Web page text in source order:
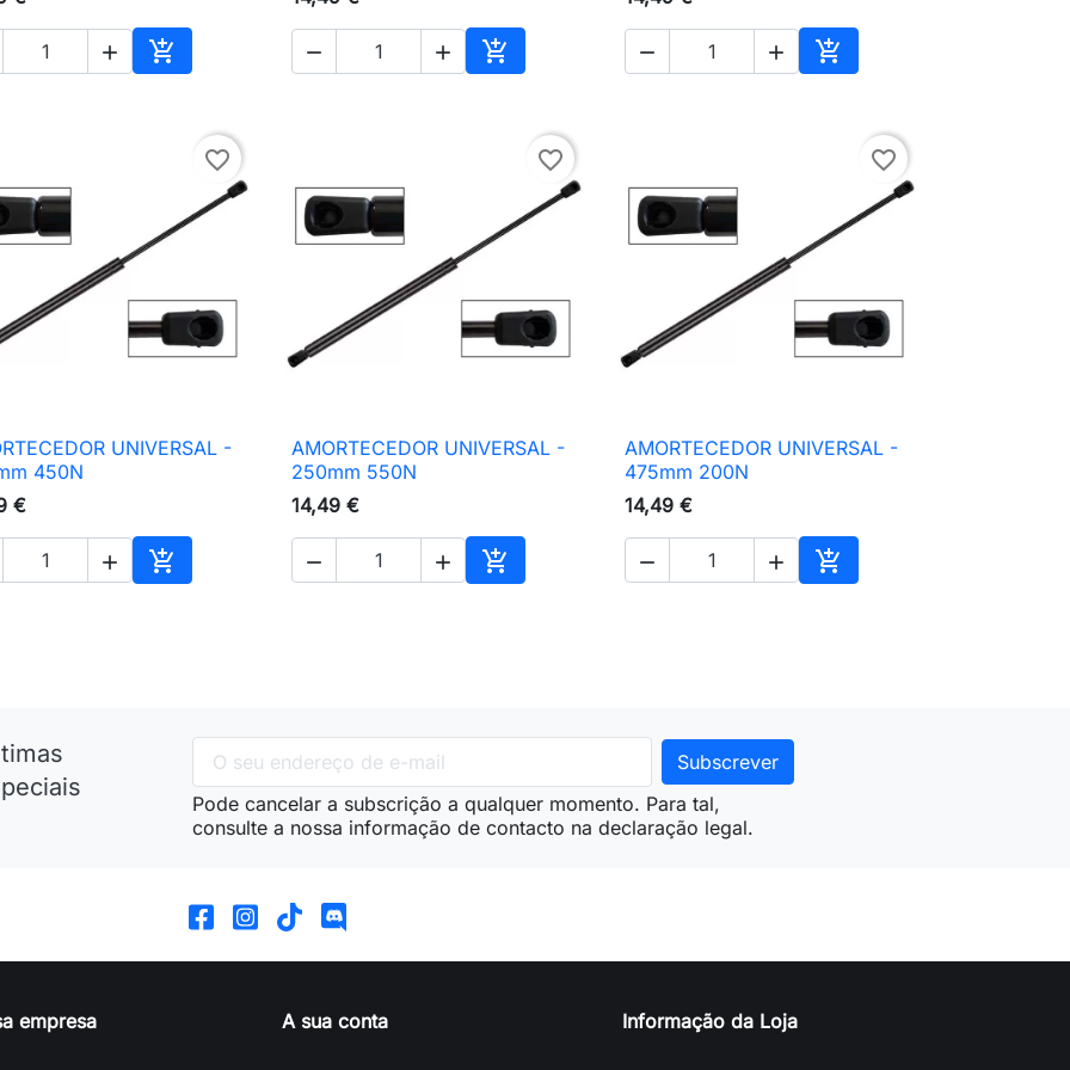
 
Adicionar ao carrinho
  
Adicionar ao carrinho
  
Adicionar ao carrinho
favorite_border
 Vista rápidaUNIVERSAL -
450N
€
 
Adicionar ao carrinho
favorite_border
 Vista rápida
AMORTECEDOR UNIVERSAL -
250mm 550N
14,49 €
  
Adicionar ao carrinho
favorite_border
 Vista rápida
AMORTECEDOR UNIVERSAL -
475mm 200N
14,49 €
  
Adicionar ao carrinho
Pode cancelar a subscrição a qualquer momento. Para tal,
consulte a nossa informação de contacto na declaração legal.
empresa A sua conta Informação da Loja